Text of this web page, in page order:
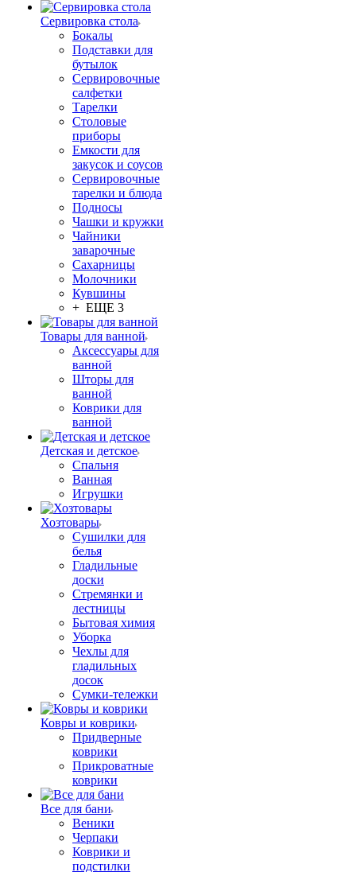
Сервировка стола
Бокалы
Подставки для
бутылок
Сервировочные
салфетки
Тарелки
Столовые
приборы
Емкости для
закусок и соусов
Сервировочные
тарелки и блюда
Подносы
Чашки и кружки
Чайники
заварочные
Сахарницы
Молочники
Кувшины
+ ЕЩЕ 3
Товары для ванной
Аксессуары для
ванной
Шторы для
ванной
Коврики для
ванной
Детская и детское
Спальня
Ванная
Игрушки
Хозтовары
Сушилки для
белья
Гладильные
доски
Стремянки и
лестницы
Бытовая химия
Уборка
Чехлы для
гладильных
досок
Сумки-тележки
Ковры и коврики
Придверные
коврики
Прикроватные
коврики
Все для бани
Веники
Черпаки
Коврики и
подстилки